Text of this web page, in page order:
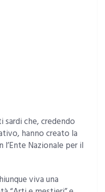
sardi che, credendo
hanno creato la
Nazionale per il
viva una